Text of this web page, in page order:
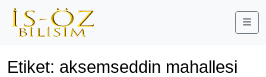
Etiket: aksemseddin mahallesi